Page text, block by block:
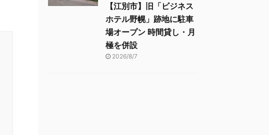
【江別市】旧「ビジネス
ホテル野幌」跡地に駐車
場オープン 時間貸し・月
極を併設
2026/8/7